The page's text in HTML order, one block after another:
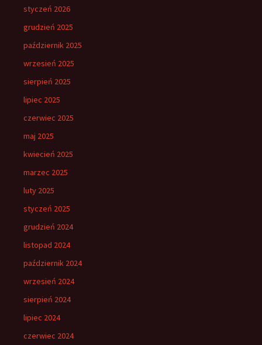
styczeń 2026
grudzień 2025
październik 2025
wrzesień 2025
sierpień 2025
lipiec 2025
czerwiec 2025
maj 2025
kwiecień 2025
marzec 2025
luty 2025
styczeń 2025
grudzień 2024
listopad 2024
październik 2024
wrzesień 2024
sierpień 2024
lipiec 2024
czerwiec 2024